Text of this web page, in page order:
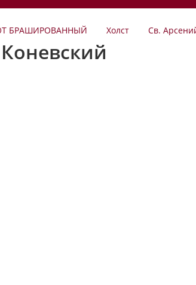
а
а
л
БРАШИРОВАННЫЙ Холст Св.